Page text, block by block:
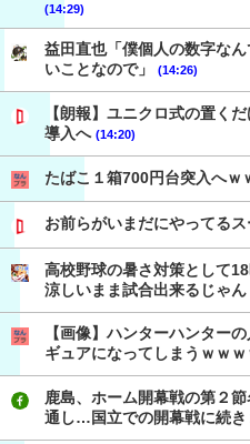
(14:29)
益田直也「僕個人の数字な
いことなので」
(14:26)
【朗報】ユニクロ式の置く
導入へ (14:20)
たばこ１箱700円台突入へｗ
お前らがいまだにやってる
高校野球の暑さ対策として
涼しいまま試合出来るじゃん
【画像】ハンターハンター
ギュアになってしまうｗｗｗ
鹿島、ホーム開幕戦の第２
通し…国立での開幕戦に続き